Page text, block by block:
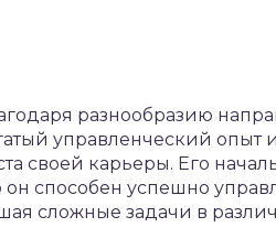
разнообразию
управленческий опыт
своей карьеры. Его
он способен успешно
сложные задачи в